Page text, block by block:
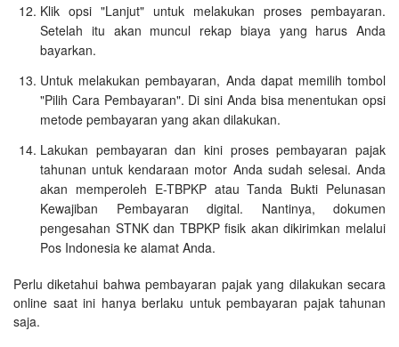
Klik opsi "Lanjut" untuk melakukan proses pembayaran.
Setelah itu akan muncul rekap biaya yang harus Anda
bayarkan.
Untuk melakukan pembayaran, Anda dapat memilih tombol
"Pilih Cara Pembayaran". Di sini Anda bisa menentukan opsi
metode pembayaran yang akan dilakukan.
Lakukan pembayaran dan kini proses pembayaran pajak
tahunan untuk kendaraan motor Anda sudah selesai. Anda
akan memperoleh E-TBPKP atau Tanda Bukti Pelunasan
Kewajiban Pembayaran digital. Nantinya, dokumen
pengesahan STNK dan TBPKP fisik akan dikirimkan melalui
Pos Indonesia ke alamat Anda.
Perlu diketahui bahwa pembayaran pajak yang dilakukan secara
online saat ini hanya berlaku untuk pembayaran pajak tahunan
saja.